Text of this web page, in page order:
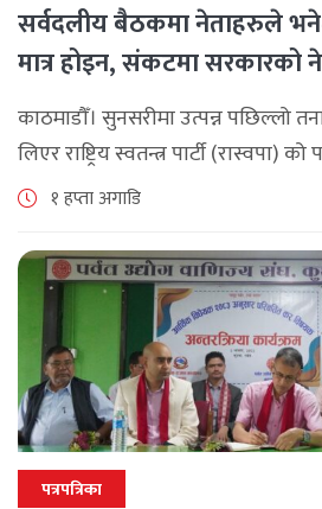
सर्वदलीय बैठकमा नेताहरुले
मात्र होइन, संकटमा सरकारको
काठमाडौँ। सुनसरीमा उत्पन्न पछिल्लो
लिएर राष्ट्रिय स्वतन्त्र पार्टी (रास्वपा)
सिंहदरबारमा सर्वदलीय बैठक जारी छ।
१ हप्ता अगाडि
पत्रपत्रिका